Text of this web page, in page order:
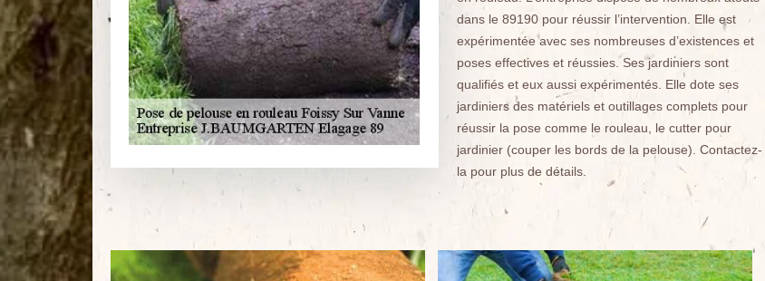
dans le 89190 pour réussir l’intervention. Elle est
expérimentée avec ses nombreuses d’existences et
poses effectives et réussies. Ses jardiniers sont
qualifiés et eux aussi expérimentés. Elle dote ses
jardiniers des matériels et outillages complets pour
réussir la pose comme le rouleau, le cutter pour
jardinier (couper les bords de la pelouse). Contactez-
la pour plus de détails.